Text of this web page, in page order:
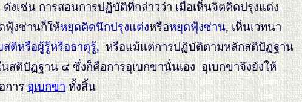
เช่น การสอนการปฏิบัติที่กล่าวว่า เมื่อเห็นจิตคิดปรุงแต่ง
ฟุ้งซ่านก็ให้หยุดคิดนึกปรุงแต่งหรือหยุดฟุ้งซ่าน, เห็นเวทนา
สติหรือผู้รู้หรือธาตุรู้,หรือแม้แต่การปฏิบัติตามหลักสติปัฏฐาน
สติปัฏฐาน ๔ ซึ่งก็คือการอุเบกขานั่นเอง อุเบกขาจึงยังให้
การอุเบกขา ทั้งสิ้น